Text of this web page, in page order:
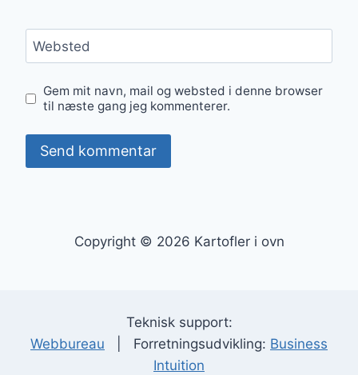
Websted
Gem mit navn, mail og websted i denne browser
til næste gang jeg kommenterer.
Copyright © 2026 Kartofler i ovn
Teknisk support:
Webbureau | Forretningsudvikling: Business
Intuition